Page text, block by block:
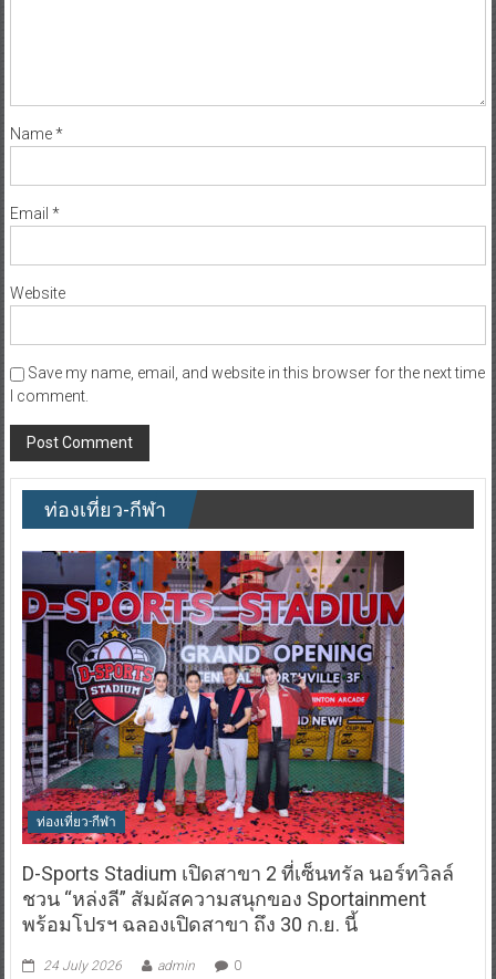
Name*
Email *
Website
Save my name, email, and website in this browser for the next time
I comment.
ท่องเที่ยว-กีฬา
ท่องเที่ยว-กีฬา
D-Sports Stadium เปิดสาขา 2 ที่เซ็นทรัล นอร์ทวิลล์
ชวน “หล่งลี” สัมผัสความสนุกของ Sportainment
พร้อมโปรฯ ฉลองเปิดสาขา ถึง 30 ก.ย. นี้
24 July 2026 admin 0